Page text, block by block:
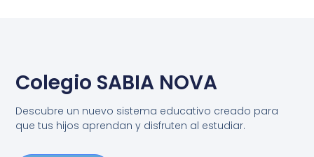
Colegio SABIA NOVA
Descubre un nuevo sistema educativo creado para
que tus hijos aprendan y disfruten al estudiar.